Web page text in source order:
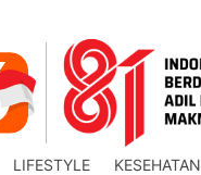
LIFESTYLE KESEHATAN